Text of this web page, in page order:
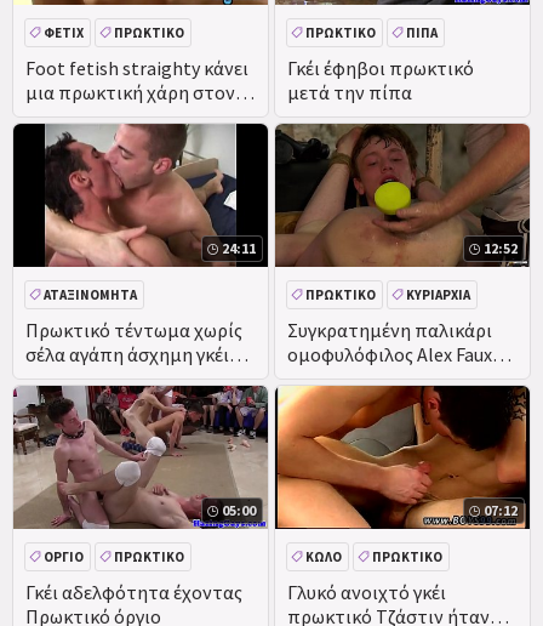
Foot fetish straighty κάνει
μια πρωκτική χάρη στον
ομοφυλόφιλο φίλο του
ΦΕΤΊΧ ΠΡΩΚΤΙΚΌ
Γκέι έφηβοι πρωκτικό
μετά την πίπα
ΠΡΩΚΤΙΚΌ
ΠΊΠΑ
ΑΥΝΑΝΙΣΜΌΣ ΣΤΟ ΠΡΌΣΩΠΟ
ΕΡΑΣΙΤΕΧΝΙΚΌ
24:11
Πρωκτικό τέντωμα χωρίς
σέλα αγάπη άσχημη γκέι
εφήβους περιπέτεια
ΑΤΑΞΙΝΌΜΗΤΑ
12:52
Συγκρατημένη παλικάρι
ομοφυλόφιλος Alex Faux
Πρωκτικό σφυροκοπούσαν
με παιχνίδια από dom
ΠΡΩΚΤΙΚΌ
ΚΥΡΙΑΡΧΊΑ
ΦΕΤΊΧ
05:00
Γκέι αδελφότητα έχοντας
Πρωκτικό όργιο
ΌΡΓΙΟ
ΠΡΩΚΤΙΚΌ
ΕΡΑΣΙΤΕΧΝΙΚΌ
ΠΡΑΓΜΑΤΙΚΌΤΗΤΑ
07:12
Γλυκό ανοιχτό γκέι
πρωκτικό Τζάστιν ήταν
ΚΏΛΟ
ΠΡΩΚΤΙΚΌ
DEEPTHROAT